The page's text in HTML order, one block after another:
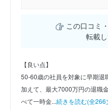
この口コミ
転載し
【良い点】
50-60歳の社員を対象に早期退
加えて、最大7000万円の退職
べて一時金...続きを読む(全266